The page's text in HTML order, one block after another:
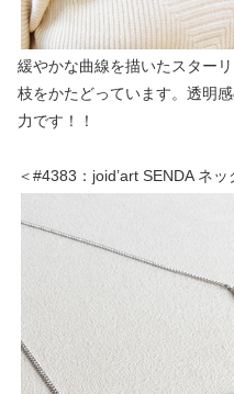
緩やかな曲線を描いたスター
枝をかたどっています。透明
力です！！
＜#4383：joid’art SENDA ネ